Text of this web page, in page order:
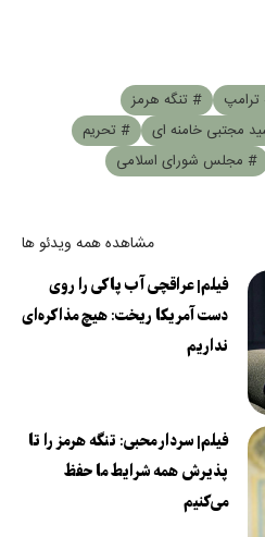
# تنگه هرمز
مجتبی خامنه ای
# تحریم
# مجلس شورای اسلامی
مشاهده همه ویدئو ها
فیلم| عراقچی آب پاکی را روی
دست آمریکا ریخت: هیچ مذاکره‌ای
نداریم
فیلم| سردار محبی: تنگه هرمز را تا
پذیرش همه شرایط ما حفظ
می‌کنیم